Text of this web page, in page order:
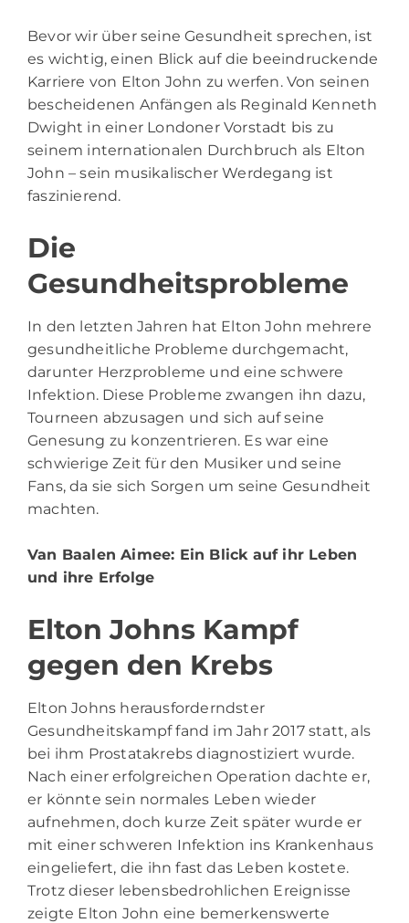
Bevor wir über seine Gesundheit sprechen, ist
es wichtig, einen Blick auf die beeindruckende
Karriere von Elton John zu werfen. Von seinen
bescheidenen Anfängen als Reginald Kenneth
Dwight in einer Londoner Vorstadt bis zu
seinem internationalen Durchbruch als Elton
John – sein musikalischer Werdegang ist
faszinierend.
Die
Gesundheitsprobleme
In den letzten Jahren hat Elton John mehrere
gesundheitliche Probleme durchgemacht,
darunter Herzprobleme und eine schwere
Infektion. Diese Probleme zwangen ihn dazu,
Tourneen abzusagen und sich auf seine
Genesung zu konzentrieren. Es war eine
schwierige Zeit für den Musiker und seine
Fans, da sie sich Sorgen um seine Gesundheit
machten.
Van Baalen Aimee: Ein Blick auf ihr Leben
und ihre Erfolge
Elton Johns Kampf
gegen den Krebs
Elton Johns herausforderndster
Gesundheitskampf fand im Jahr 2017 statt, als
bei ihm Prostatakrebs diagnostiziert wurde.
Nach einer erfolgreichen Operation dachte er,
er könnte sein normales Leben wieder
aufnehmen, doch kurze Zeit später wurde er
mit einer schweren Infektion ins Krankenhaus
eingeliefert, die ihn fast das Leben kostete.
Trotz dieser lebensbedrohlichen Ereignisse
zeigte Elton John eine bemerkenswerte